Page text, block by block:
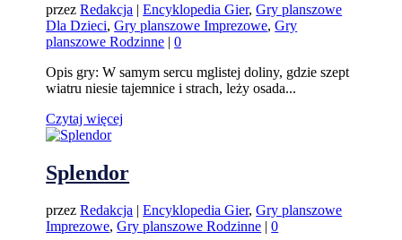
przezRedakcja |Encyklopedia Gier,Gry planszowe
Dla Dzieci,Gry planszowe Imprezowe,Gry
planszowe Rodzinne |0
Opis gry: W samym sercu mglistej doliny, gdzie szept
wiatru niesie tajemnice i strach, leży osada...
Czytaj więcej
Splendor
przezRedakcja |Encyklopedia Gier,Gry planszowe
Imprezowe,Gry planszowe Rodzinne |0